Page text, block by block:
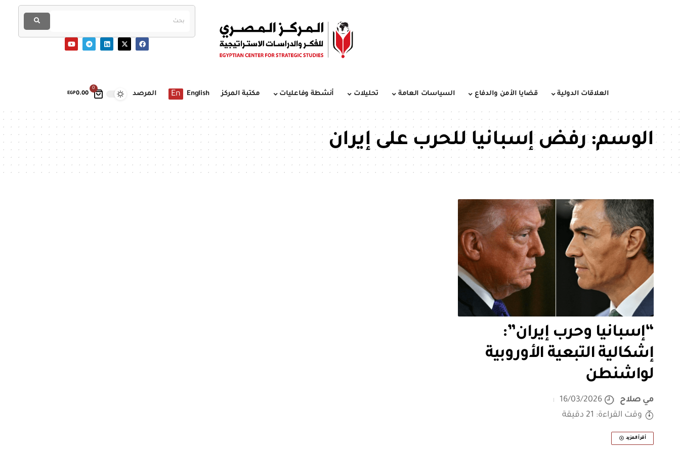
0
EGP0.00 العلاقات الدولية قضايا الأمن والدفاع السياسات العامة تحليلات أنشطة وفاعليات مكتبة المركز English
En المرصد
الوسم:رفض إسبانيا للحرب على إيران
“إسبانيا وحرب إيران”:
إشكالية التبعية الأوروبية
لواشنطن
مي صلاح
16/03/2026
وقت القراءة: 21 دقيقة
أقرأ المزيد